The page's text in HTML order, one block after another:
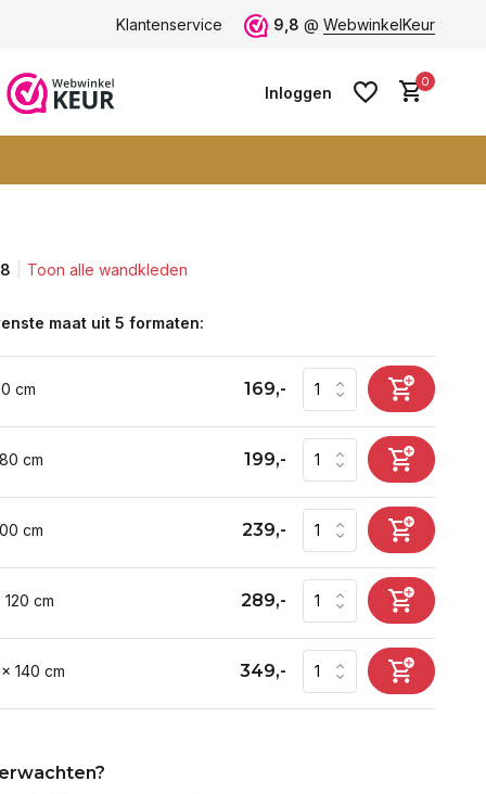
Grootste collectie - ruim 600+ wandkleden
Klantenservice 9,8 @ WebwinkelKeur
Inloggen
0
Toon alle wandkleden
maat uit 5 formaten:
cm 169,-
cm 199,-
cm 239,-
cm 289,-
140 cm 349,-